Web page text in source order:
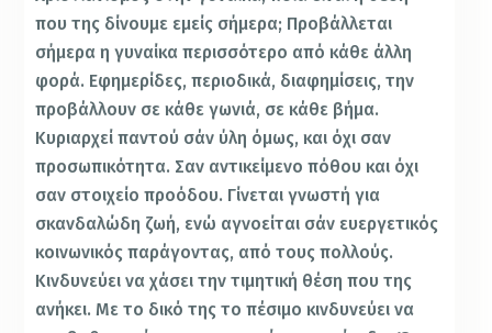
που της δίνουμε εμείς σήμερα; Προβάλλεται
σήμερα η γυναίκα περισσότερο από κάθε άλλη
φορά. Εφημερίδες, περιοδικά, διαφημίσεις, την
προβάλλουν σε κάθε γωνιά, σε κάθε βήμα.
Κυριαρχεί παντού σάν ύλη όμως, και όχι σαν
προσωπικότητα. Σαν αντικείμενο πόθου και όχι
σαν στοιχείο προόδου. Γίνεται γνωστή για
σκανδαλώδη ζωή, ενώ αγνοείται σάν ευεργετικός
κοινωνικός παράγοντας, από τους πολλούς.
Κινδυνεύει να χάσει την τιμητική θέση που της
ανήκει. Με το δικό της το πέσιμο κινδυνεύει να